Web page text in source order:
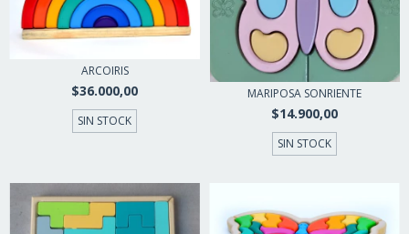
ARCOIRIS
$36.000,00
SIN STOCK
MARIPOSA SONRIENTE
$14.900,00
SIN STOCK